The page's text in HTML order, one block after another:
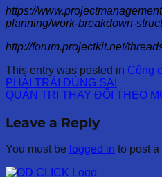
https://
planning/work-breakdown-
http://forum.projectkit.net/
This entry was posted in Công
PHẢI TRÁI ĐÚNG SAI
QUẢN TRỊ THAY ĐỔI THEO
Leave a Reply
You must be logged in to post a